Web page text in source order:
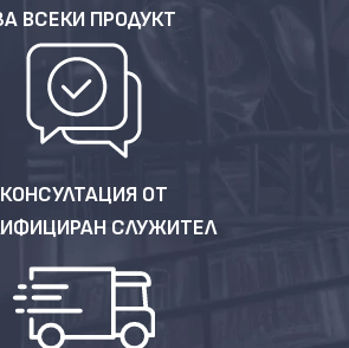
ВСЕКИ ПРОДУКТ
КОНСУЛТАЦИЯ ОТ
СЛУЖИТЕЛ